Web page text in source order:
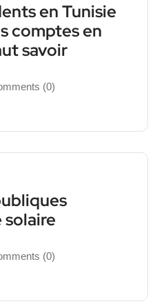
en Tunisie
comptes en
savoir
(0)
solaire
(0)